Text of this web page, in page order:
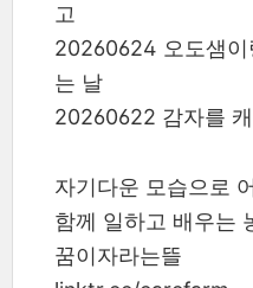
고
20260624 오도샘이
는 날
20260622 감자를
자기다운 모습으로
함께 일하고 배우는
꿈이자라는뜰